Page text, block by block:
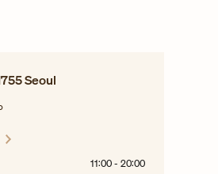
Seoul
11:00 - 20:00